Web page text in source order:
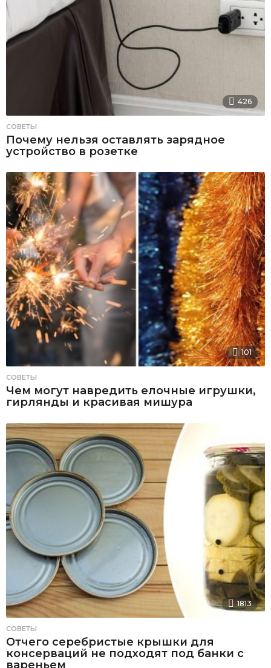
426
СОВЕТЫ
Почему нельзя оставлять зарядное
устройство в розетке
101
СОВЕТЫ
Чем могут навредить елочные игрушки,
гирлянды и красивая мишура
1813
СОВЕТЫ
Отчего серебристые крышки для
консерваций не подходят под банки с
вареньем